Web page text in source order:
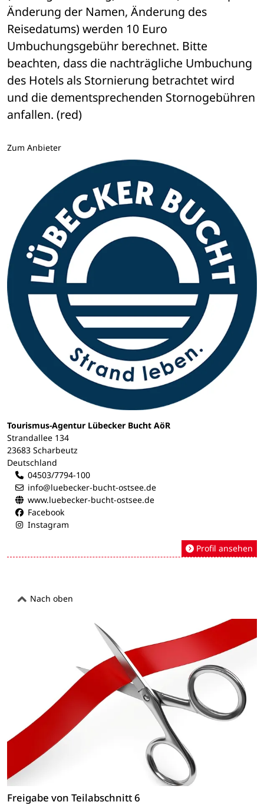
Änderung der Namen, Änderung des
Reisedatums) werden 10 Euro
Umbuchungsgebühr berechnet. Bitte
beachten, dass die nachträgliche Umbuchung
des Hotels als Stornierung betrachtet wird
und die dementsprechenden Stornogebühren
anfallen. (red)
Zum Anbieter
Tourismus-Agentur Lübecker Bucht AöR
Strandallee 134
23683 Scharbeutz
Deutschland
04503/7794-100
info@luebecker-bucht-ostsee.de
www.luebecker-bucht-ostsee.de
Facebook
Instagram
Profil ansehen
Nach oben
Freigabe von Teilabschnitt 6